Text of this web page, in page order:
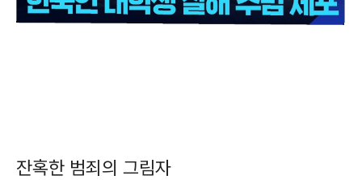
잔혹한 범죄의 그림자